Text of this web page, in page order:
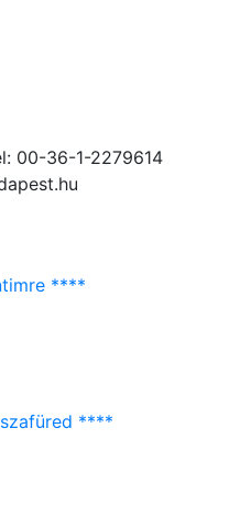
00-36-1-2279614
****
****